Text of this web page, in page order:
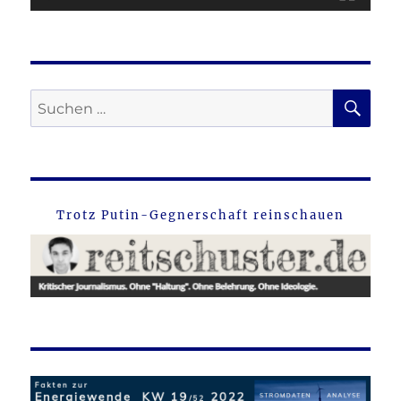
Suche
nach:
Trotz Putin-Gegnerschaft reinschauen